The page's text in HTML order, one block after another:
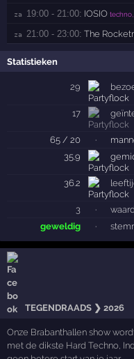
za 19:00 - 21:00: IOSIO
za 21:00 - 23:00: The
Statistieken
29
17
65 / 20 ·
35.9
36.2
3 ·
geweldig
·
TEGENDRAADS ❯ 2026
Onze Brabanthallen show
met de dikste Hard Techno,